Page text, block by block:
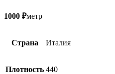
1000 ₽метр
Страна Италия
Плотность 440